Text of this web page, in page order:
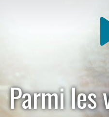
Parmi les